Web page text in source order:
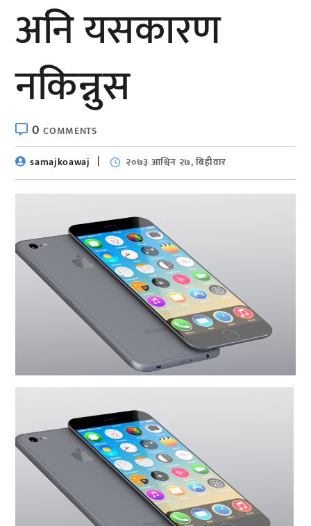
अनि यसकारण
नकिन्नुस
0COMMENTS
samajkoawaj
२०७३ आश्विन २७, बिहीवार